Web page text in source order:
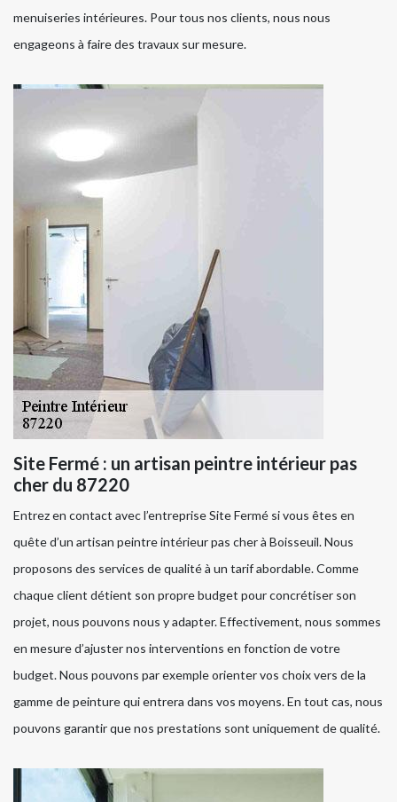
menuiseries intérieures. Pour tous nos clients, nous nous
engageons à faire des travaux sur mesure.
Site Fermé : un artisan peintre intérieur pas
cher du 87220
Entrez en contact avec l’entreprise Site Fermé si vous êtes en
quête d’un artisan peintre intérieur pas cher à Boisseuil. Nous
proposons des services de qualité à un tarif abordable. Comme
chaque client détient son propre budget pour concrétiser son
projet, nous pouvons nous y adapter. Effectivement, nous sommes
en mesure d’ajuster nos interventions en fonction de votre
budget. Nous pouvons par exemple orienter vos choix vers de la
gamme de peinture qui entrera dans vos moyens. En tout cas, nous
pouvons garantir que nos prestations sont uniquement de qualité.